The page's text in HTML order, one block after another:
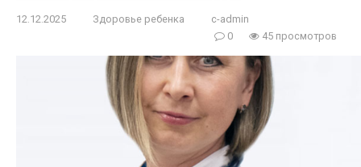
12.12.2025 Здоровье ребенка
c-admin
0
45 просмотров